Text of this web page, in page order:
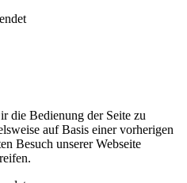
die Bedienung der Seite zu
auf Basis einer vorherigen
Besuch unserer Webseite